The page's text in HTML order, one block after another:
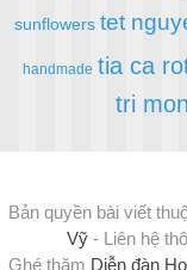
sunflowers tet
handmade tia ca
tri
Bản quyền bài viết
Vỹ - Liên hệ
Ghé thăm Diễn đàn